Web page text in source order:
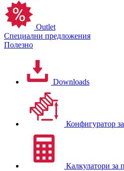
Outlet
Специални предложения
Полезно
Downloads
Конфигуратор
Калкулатори за